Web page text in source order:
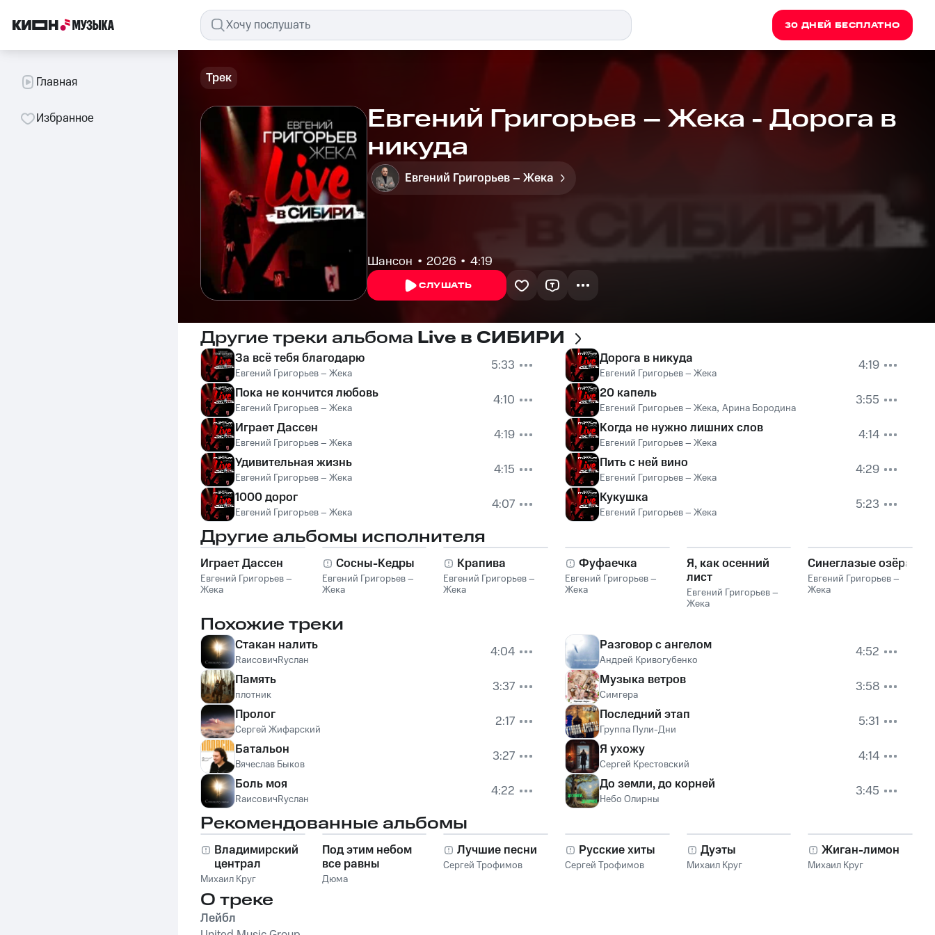
30 ДНЕЙ БЕСПЛАТНО
Главная
Избранное
Трек
Евгений Григорьев – Жека - Дорога в
никуда
Евгений Григорьев – Жека
Шансон 2026 4:19
СЛУШАТЬ
Другие треки альбома Live в СИБИРИ
За всё тебя благодарю
Евгений Григорьев – Жека
5:33
Пока не кончится любовь
Евгений Григорьев – Жека
4:10
Играет Дассен
Евгений Григорьев – Жека
4:19
Удивительная жизнь
Евгений Григорьев – Жека
4:15
1000 дорог
Евгений Григорьев – Жека 4:07
Дорога в никуда
Евгений Григорьев – Жека
4:19
20 капель
Евгений Григорьев – Жека, Арина Бородина
3:55
Когда не нужно лишних слов
Евгений Григорьев – Жека
4:14
Пить с ней вино
Евгений Григорьев – Жека
4:29
Кукушка
Евгений Григорьев – Жека 5:23
Другие альбомы исполнителя
Играет Дассен
Евгений Григорьев –
Жека
Сосны-Кедры
Евгений Григорьев –
Жека
Крапива
Евгений Григорьев –
Жека
Фуфаечка
Евгений Григорьев –
Жека
Я, как осенний
лист
Евгений Григорьев –
Жека
Синеглазые озёра
Евгений Григорьев –
Жека
Похожие треки
Стакан налить
RаисовичRуслан
4:04
Память
плотник
3:37
Пролог
Сергей Жифарский
2:17
Батальон
Вячеслав Быков
3:27
Боль моя
RаисовичRуслан 4:22
Разговор с ангелом
Андрей Кривогубенко
4:52
Музыка ветров
Симгера
3:58
Последний этап
Группа Пули-Дни
5:31
Я ухожу
Сергей Крестовский
4:14
До земли, до корней
Небо Олирны 3:45
Рекомендованные альбомы
Владимирский
централ
Михаил Круг
Под этим небом
все равны
Дюма
Лучшие песни
Сергей Трофимов
Русские хиты
Сергей Трофимов
Дуэты
Михаил Круг
Жиган-лимон
Михаил Круг
О треке
Лейбл